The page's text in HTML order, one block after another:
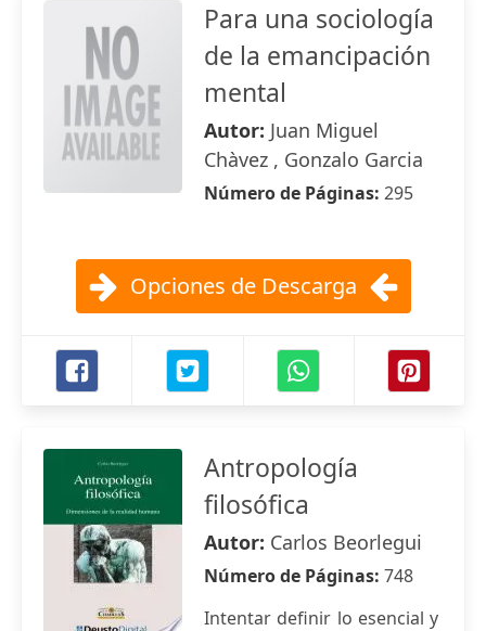
Para una sociología
de la emancipación
mental
Autor: Juan Miguel
Chàvez , Gonzalo Garcia
Número de Páginas: 295
Opciones de Descarga
Antropología
filosófica
Autor: Carlos Beorlegui
Número de Páginas: 748
Intentar definir lo esencial y